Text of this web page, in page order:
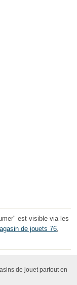
est visible via les
de jouets 76,
de jouet partout en